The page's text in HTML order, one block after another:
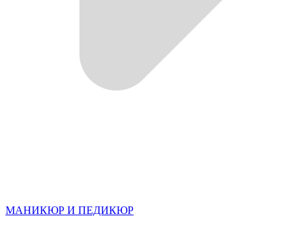
МАНИКЮР И ПЕДИКЮР